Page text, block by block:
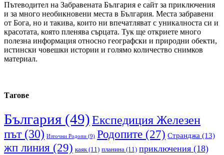
Пътеводител на Забравената България е сайт за приключения
и за много необикновени места в България. Места забравени
от Бога, но и такива, които ни впечатляват с уникалноста си и
красотата, която пленява сърцата. Тук ще откриете много
полезна информация относно географски и природни обекти,
истински човешки истории и голямо количество снимков
материал.
Тагове
България (49)Експедиция Железен
път(30) Източни Родопи (9) Родопите (27) Странджа (13)
жп линия (29) каяк (11) планина (11) приключения (18)